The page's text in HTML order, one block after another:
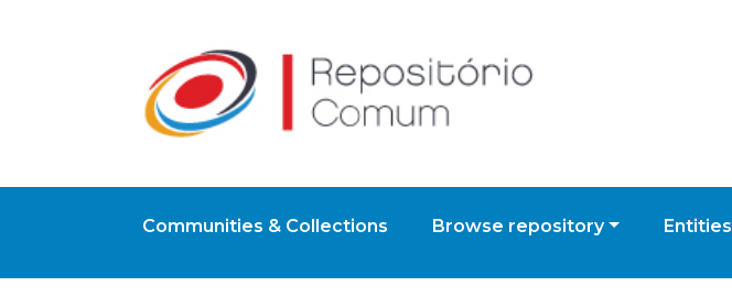
Communities & Collections Browse repository Entities